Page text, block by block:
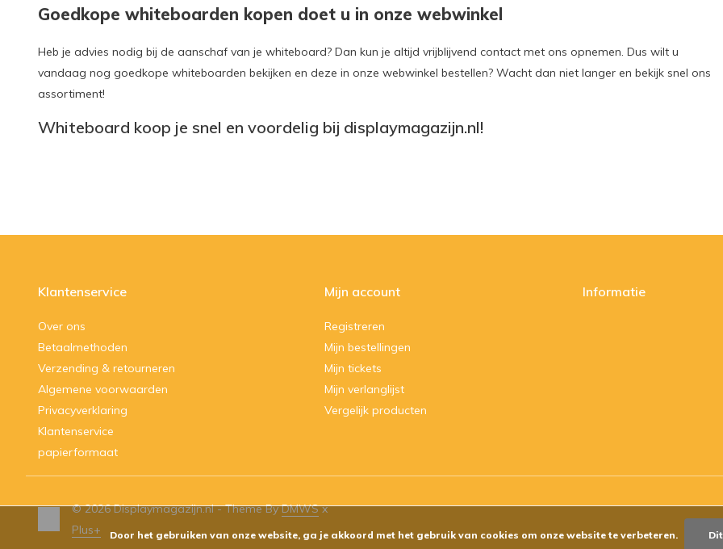
Goedkope whiteboarden kopen doet u in onze webwinkel
Heb je advies nodig bij de aanschaf van je whiteboard? Dan kun je altijd vrijblijvend contact met ons opnemen. Dus wilt u
vandaag nog goedkope whiteboarden bekijken en deze in onze webwinkel bestellen? Wacht dan niet langer en bekijk snel ons
assortiment!
Whiteboard koop je snel en voordelig bij displaymagazijn.nl!
Klantenservice
Over ons
Betaalmethoden
Verzending & retourneren
Algemene voorwaarden
Privacyverklaring
Klantenservice
papierformaat
Mijn account
Registreren
Mijn bestellingen
Mijn tickets
Mijn verlanglijst
Vergelijk producten
Informatie
© 2026 Displaymagazijn.nl - Theme ByDMWSx
Plus+
Door het gebruiken van onze website, ga je akkoord met het gebruik van cookies om onze website te verbeteren.